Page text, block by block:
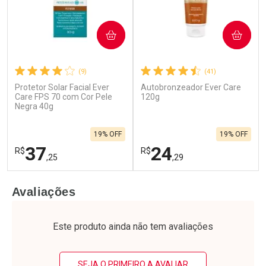
Por R$ 478,99/cada
Comprar sem Desconto
Por R$ 118,99/cada
(9)
Protetor Solar Facial Ever
Care FPS 70 com Cor Pele
Negra 40g
R$37,25
19% OFF
COMPRAR
Laboratório
Por Menos
(41)
Autobronzeador Ever Care
120g
R$24,29
19% OFF
COMPRAR
Laboratório
Por Menos
Avaliações
Este produto ainda não tem avaliações